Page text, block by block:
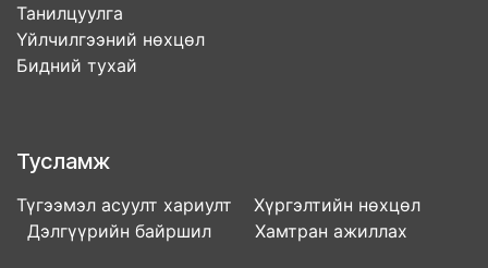
Танилцуулга
Үйлчилгээний нөхцөл
Бидний тухай
Тусламж
Түгээмэл асуулт хариулт Хүргэлтийн нөхцөл
Дэлгүүрийн байршил Хамтран ажиллах